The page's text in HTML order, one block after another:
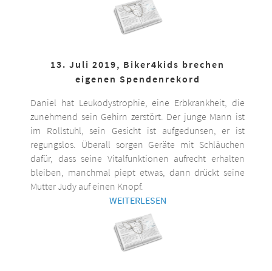
13. Juli 2019, Biker4kids brechen
eigenen Spendenrekord
Daniel hat Leukodystrophie, eine Erbkrankheit, die
zunehmend sein Gehirn zerstört. Der junge Mann ist
im Rollstuhl, sein Gesicht ist aufgedunsen, er ist
regungslos. Überall sorgen Geräte mit Schläuchen
dafür, dass seine Vitalfunktionen aufrecht erhalten
bleiben, manchmal piept etwas, dann drückt seine
Mutter Judy auf einen Knopf.
WEITERLESEN